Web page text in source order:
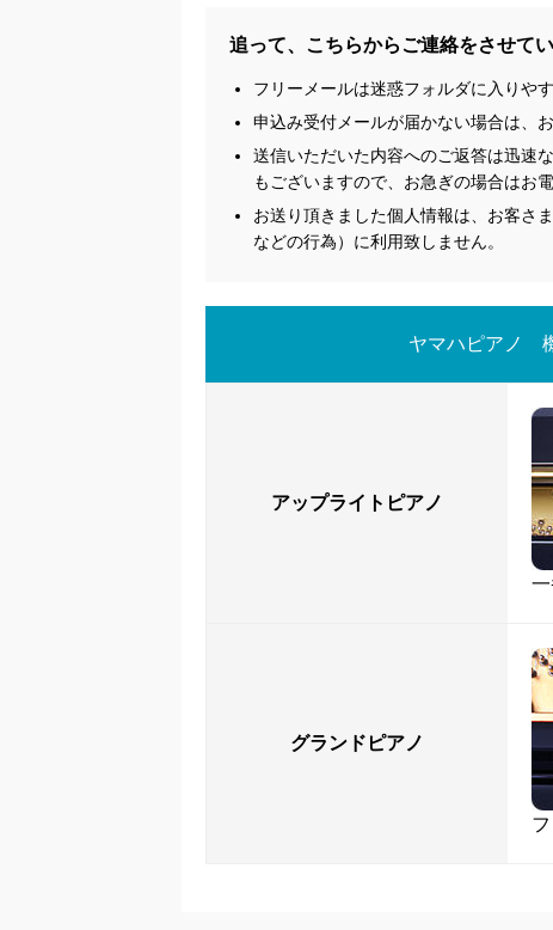
追って、こちらからご連絡をさせてい
フリーメールは迷惑フォルダに入りや
申込み受付メールが届かない場合は、
送信いただいた内容へのご返答は迅速
もございますので、お急ぎの場合はお
お送り頂きました個人情報は、お客さ
などの行為）に利用致しません。
ヤマハピアノ
アップライトピアノ
グランドピアノ